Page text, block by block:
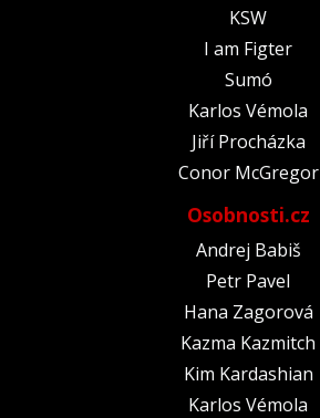
KSW
I am Figter
Sumó
Karlos Vémola
Jiří Procházka
Conor McGregor
Osobnosti.cz
Andrej Babiš
Petr Pavel
Hana Zagorová
Kazma Kazmitch
Kim Kardashian
Karlos Vémola